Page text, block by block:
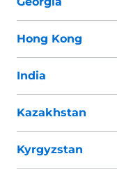
Hong Kong
India
Kazakhstan
Kyrgyzstan